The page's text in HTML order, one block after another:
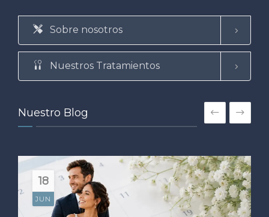
Sobre nosotros
Nuestros Tratamientos
Nuestro Blog
18
JUN